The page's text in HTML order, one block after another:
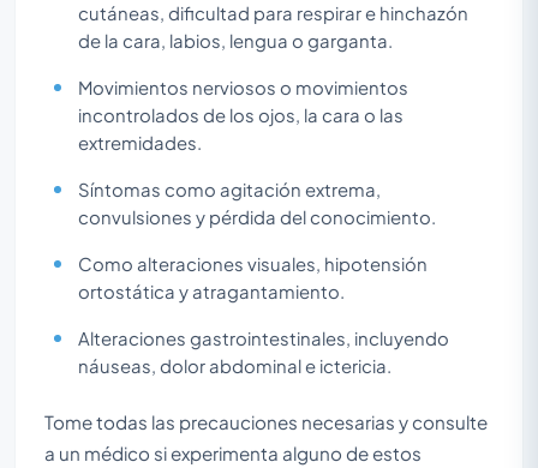
cutáneas, dificultad para respirar e hinchazón
de la cara, labios, lengua o garganta.
Movimientos nerviosos o movimientos
incontrolados de los ojos, la cara o las
extremidades.
Síntomas como agitación extrema,
convulsiones y pérdida del conocimiento.
Como alteraciones visuales, hipotensión
ortostática y atragantamiento.
Alteraciones gastrointestinales, incluyendo
náuseas, dolor abdominal e ictericia.
Tome todas las precauciones necesarias y consulte
a un médico si experimenta alguno de estos